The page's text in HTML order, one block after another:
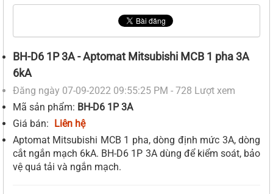
BH-D6 1P 3A - Aptomat Mitsubishi MCB 1 pha 3A
6kA
Đăng ngày 07-09-2022 09:55:25 PM - 728 Lượt xem
Mã sản phẩm: BH-D6 1P 3A
Giá bán: Liên hệ
Aptomat Mitsubishi MCB 1 pha, dòng định mức 3A, dòng
cắt ngắn mạch 6kA. BH-D6 1P 3A dùng để kiểm soát, bảo
vệ quá tải và ngắn mạch.